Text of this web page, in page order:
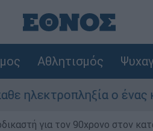
Αθλητισμός
και τον άφησαν
για τον 90χρονο στον